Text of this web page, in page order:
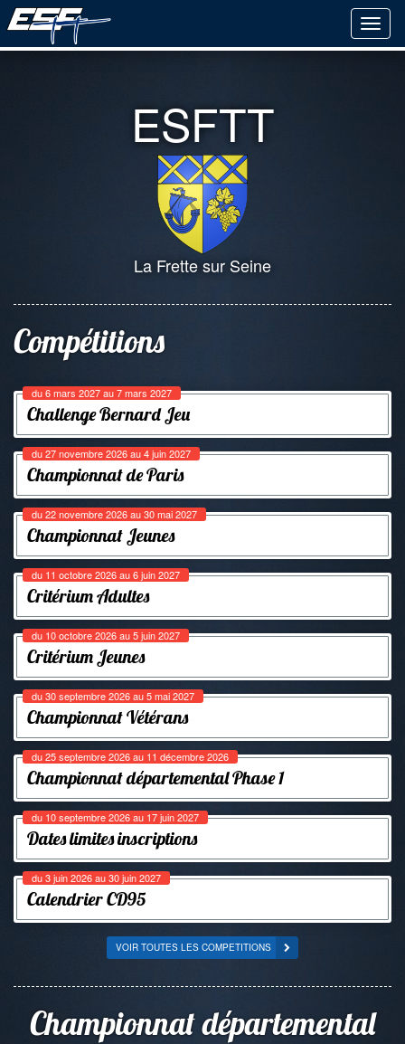
ESFTT
La Frette sur Seine
Compétitions
du 6 mars 2027 au 7 mars 2027
Challenge Bernard Jeu
du 27 novembre 2026 au 4 juin 2027
Championnat de Paris
du 22 novembre 2026 au 30 mai 2027
Championnat Jeunes
du 11 octobre 2026 au 6 juin 2027
Critérium Adultes
du 10 octobre 2026 au 5 juin 2027
Critérium Jeunes
du 30 septembre 2026 au 5 mai 2027
Championnat Vétérans
du 25 septembre 2026 au 11 décembre 2026
Championnat départemental Phase 1
du 10 septembre 2026 au 17 juin 2027
Dates limites inscriptions
du 3 juin 2026 au 30 juin 2027
Calendrier CD95
VOIR TOUTES LES COMPETITIONS
Championnat départemental